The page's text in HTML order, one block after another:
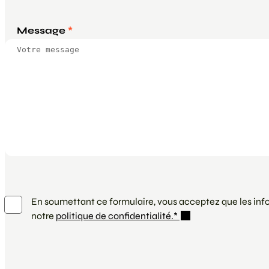
Message *
En soumettant ce formulaire, vous acceptez que les
notre politique de confidentialité.*